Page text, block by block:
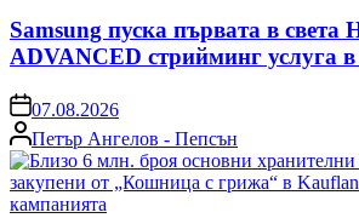
Samsung пуска първата в света
ADVANCED стрийминг услуга
on07.08.2026
Posted
by
Петър Ангелов - Пепсън